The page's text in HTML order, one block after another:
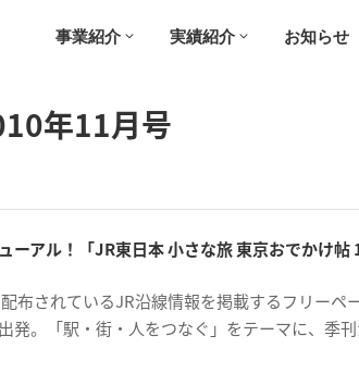
事業紹介 実績紹介 お知らせ
年11月号
ーアル！「JR東日本 小さな旅 東京おでかけ帖
布されているJR沿線情報を掲載するフリー
発。「駅・街・人をつなぐ」をテーマに、季